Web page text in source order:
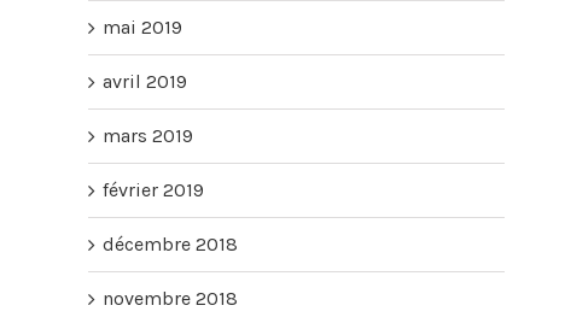
mai 2019
avril 2019
mars 2019
février 2019
décembre 2018
novembre 2018